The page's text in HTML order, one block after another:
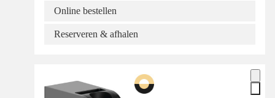
Online bestellen
Reserveren & afhalen